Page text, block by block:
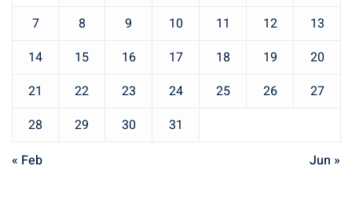
7
8 9 10 11 12
13
14
15 16 17 18 19
20
21
22 23 24 25 26
27
28
29 30
31
« Feb
Jun »